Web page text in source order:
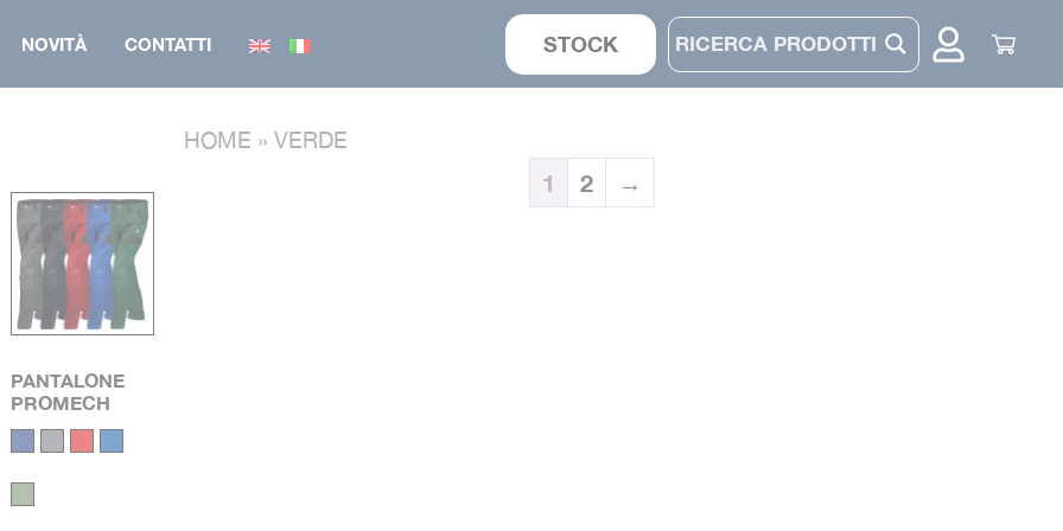
CAPPELLINO
FELPA
GIUBBINO
NOVITÀ CONTATTI STOCK
HOME » VERDE
PANTALONE
PROMECH
1 2 →